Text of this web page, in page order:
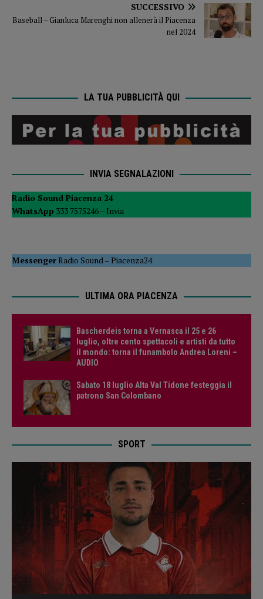
SUCCESSIVO
Baseball – Gianluca Marenghi non allenerà il Piacenza
nel 2024
LA TUA PUBBLICITÀ QUI
INVIA SEGNALAZIONI
Radio Sound Piacenza 24
WhatsApp 333 7575246 – Invia
MessengerRadio Sound–Piacenza24
ULTIMA ORA PIACENZA
Bascherdeis torna a Vernasca il 25 e 26
luglio, oltre cento spettacoli e artisti da tutto
il mondo: torna il funambolo Andrea Loreni –
AUDIO
Sabato 18 luglio Alta Val Tidone festeggia il
patrono San Colombano
SPORT